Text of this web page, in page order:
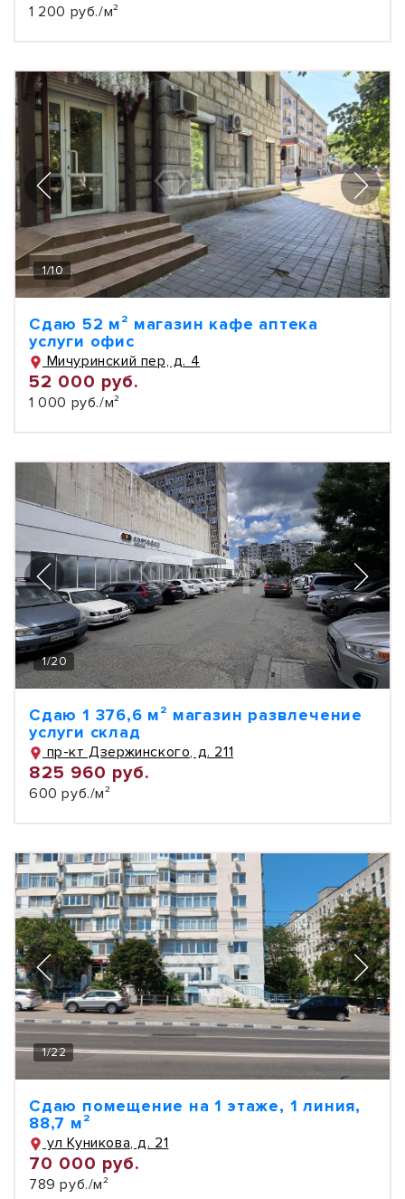
1 200 руб./м²
1/10
Сдаю 52 м² магазин кафе аптека
услуги офис
Мичуринский пер, д. 4
52 000 руб.
1 000 руб./м²
1/20
Сдаю 1 376,6 м² магазин развлечение
услуги склад
пр-кт Дзержинского, д. 211
825 960 руб.
600 руб./м²
1/22
Сдаю помещение на 1 этаже, 1 линия,
88,7 м²
ул Куникова, д. 21
70 000 руб.
789 руб./м²